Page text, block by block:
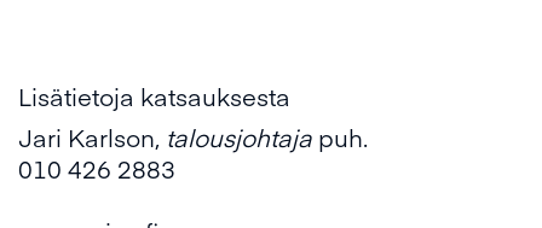
Lisätietoja katsauksesta
Jari Karlson, talousjohtaja puh.
010 426 2883